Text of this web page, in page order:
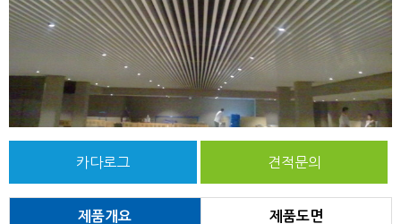
카다로그 견적문의
제품개요 제품도면